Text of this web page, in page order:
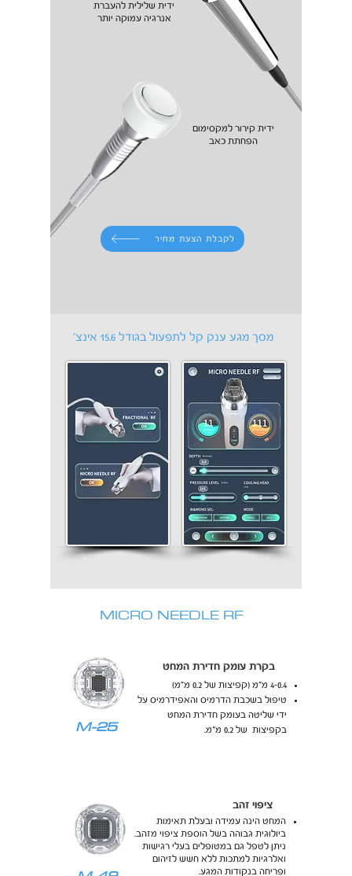
לקבלת הצעת מחיר
ידית קירור למקסימום
הפחתת כאב
ידית שלילית להעברת
אנרגיה עמוקה יותר
מסך מגע ענק קל לתפעול בגודל 15.6 אינצ'
MICRO NEEDLE RF
M-25
בקרת עומק חדירת המחט
4-0.4 מ"מ (קפיצות של 0.2 מ"מ)
טיפול בשכבת הדרמיס והאפידרמיס על
ידי שליטה בעומק חדירת המחט
בקפיצות של 0.2 מ"מ.
ציפוי זהב
המחט הינה עמידה ובעלת תאימות
ביולוגית גבוהה בשל הוספת ציפוי מזהב.
ניתן לטפל גם במטופלים בעלי רגישות
ואלרגיות למתכות ללא חשש לזיהום
ופריחה בנקודות המגע.